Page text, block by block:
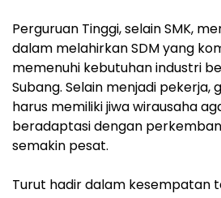
Perguruan Tinggi, selain SMK,
dalam melahirkan SDM yang
memenuhi kebutuhan industri
Subang. Selain menjadi pekerja,
harus memiliki jiwa wirausaha
beradaptasi dengan
semakin pesat.
Turut hadir dalam kesempatan